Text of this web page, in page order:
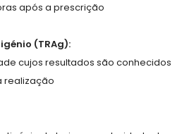
após a prescrição
(TRAg):
cujos resultados são conhecidos
realização